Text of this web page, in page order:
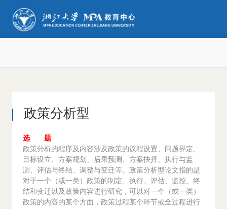
政策分析型
选 题
政策分析的程序及内容涉及政策的议程设置、问题界定、
目标设立、方案规划、后果预测、方案抉择、执行与监
测、评估与终结、调整与变迁等。政策分析型论文指的是
对于一个（或一类）政策的制定、执行、评估、监控、终
结和变迁以及政策内容进行研究，可以对一个（或一类）
政策的内容的某个方面，政策过程某个环节或全过程进行